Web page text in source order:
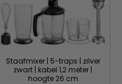
Staafmixer | 5-traps | zilver
zwart | kabel 1,2 meter |
hoogte 26 cm